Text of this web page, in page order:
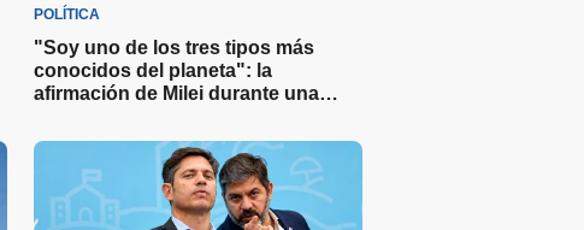
POLÍTICA
"Soy uno de los tres tipos más
conocidos del planeta": la
afirmación de Milei durante una
universidad privada